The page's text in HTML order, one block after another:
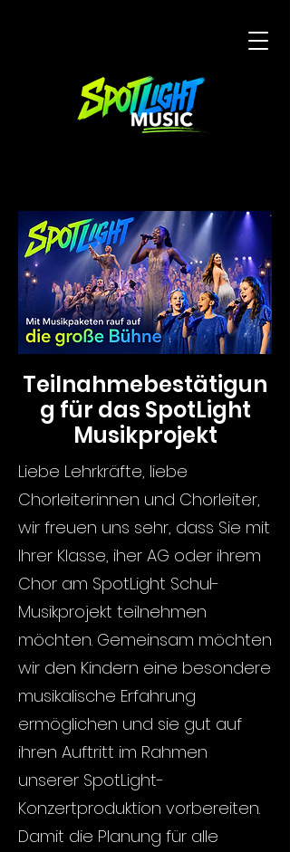
Teilnahmebestätigun
g für das SpotLight
Musikprojekt
Liebe Lehrkräfte, liebe
Chorleiterinnen und Chorleiter,
wir freuen uns sehr, dass Sie mit
Ihrer Klasse, iher AG oder ihrem
Chor am SpotLight Schul-
Musikprojekt teilnehmen
möchten. Gemeinsam möchten
wir den Kindern eine besondere
musikalische Erfahrung
ermöglichen und sie gut auf
ihren Auftritt im Rahmen
unserer SpotLight-
Konzertproduktion vorbereiten.
Damit die Planung für alle